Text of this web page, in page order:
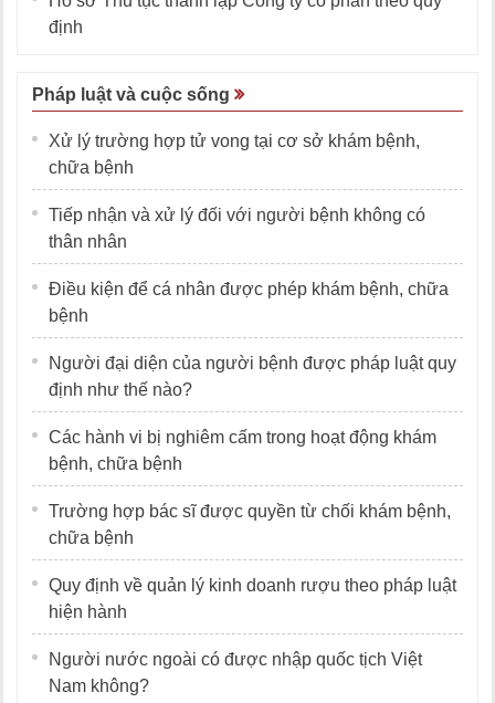
định
Pháp luật và cuộc sống
Xử lý trường hợp tử vong tại cơ sở khám bệnh,
chữa bệnh
Tiếp nhận và xử lý đối với người bệnh không có
thân nhân
Điều kiện để cá nhân được phép khám bệnh, chữa
bệnh
Người đại diện của người bệnh được pháp luật quy
định như thế nào?
Các hành vi bị nghiêm cấm trong hoạt động khám
bệnh, chữa bệnh
Trường hợp bác sĩ được quyền từ chối khám bệnh,
chữa bệnh
Quy định về quản lý kinh doanh rượu theo pháp luật
hiện hành
Người nước ngoài có được nhập quốc tịch Việt
Nam không?